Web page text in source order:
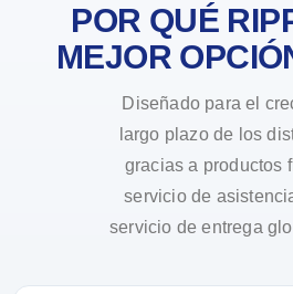
POR QUÉ
MEJOR
Diseñado para el
largo plazo de los
gracias a productos
servicio de
servicio de entrega